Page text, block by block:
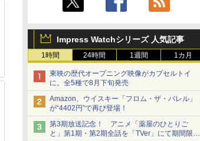
Impress Watchシリーズ 人気記事
1時間 24時間 1週間 1カ月
東映の歴代オープニング映像がカプセルトイ
に。全5種で8月下旬発売
Amazon、ウイスキー「フロム・ザ・バレル」
が“4402円”で再び登場！
第3期放送記念！ アニメ「薬屋のひとりご
と」第1期・第2期全話を「TVer」にて期間限定